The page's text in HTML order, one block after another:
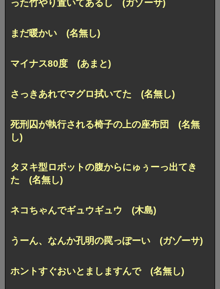
った竹やり置いてあるし (ガゾーサ)
まだ暖かい (名無し)
マイナス80度 (あまと)
さっきあれでマグロ拭いてた (名無し)
死刑囚が執行される椅子の上の座布団 (名無
し)
タヌキ型ロボットの腹からにゅぅーっ出てき
た (名無し)
ネコちゃんでギュウギュウ (木島)
うーん、なんか孔明の罠っぽーい (ガゾーサ)
ホントすぐおいとましますんで (名無し)